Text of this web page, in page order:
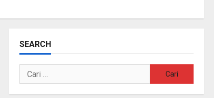
SEARCH
Cari
untuk: